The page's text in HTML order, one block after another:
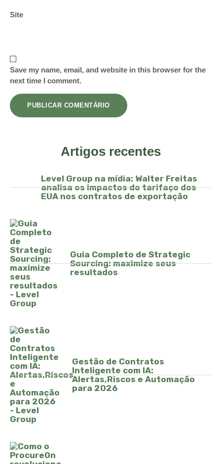
Site
Save my name, email, and website in this browser for the
next time I comment.
Artigos recentes
Level Group na mídia: Walter Freitas
analisa os impactos do tarifaço dos
EUA nos contratos de exportação
Guia Completo de Strategic
Sourcing: maximize seus
resultados
Gestão de Contratos
Inteligente com IA:
Alertas,Riscos e Automação
para 2026